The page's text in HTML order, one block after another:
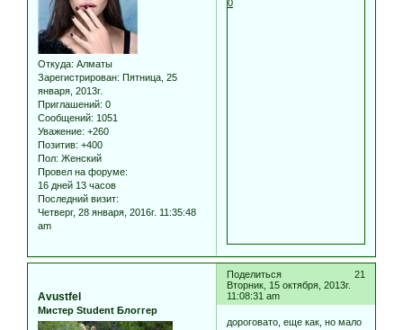
Откуда: Алматы
Зарегистрирован: Пятница, 25
января, 2013г.
Приглашений: 0
Сообщений: 1051
Уважение: +260
Позитив: +400
Пол: Женский
Провел на форуме:
16 дней 13 часов
Последний визит:
Четверг, 28 января, 2016г. 11:35:48
am
0
Поделиться
21
Вторник, 15 октября, 2013г.
11:08:31 am
Avustfel
Мистер Student Блоггер
дороговато, еще как, но мало